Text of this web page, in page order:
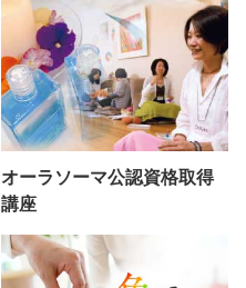
オーラソーマ公認資格取得
講座